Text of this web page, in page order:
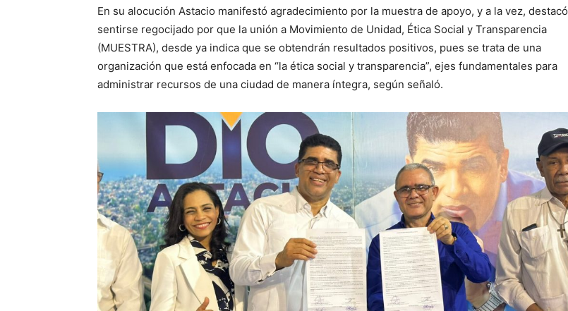
En su alocución Astacio manifestó agradecimiento por la muestra de apoyo, y a la vez, destacó
sentirse regocijado por que la unión a Movimiento de Unidad, Ética Social y Transparencia
(MUESTRA), desde ya indica que se obtendrán resultados positivos, pues se trata de una
organización que está enfocada en “la ética social y transparencia”, ejes fundamentales para
administrar recursos de una ciudad de manera íntegra, según señaló.